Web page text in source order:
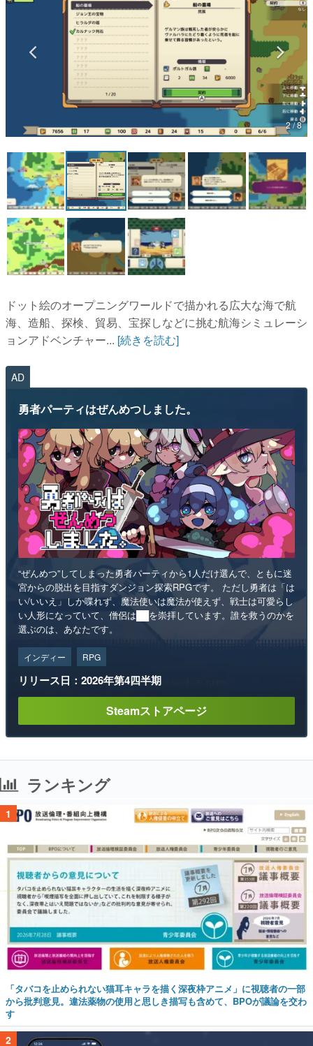
ゲームが変えた日本語
「経験値」「裏技」「ラスボス」… ゲームにまつわる言葉
の起源や用法の変遷を、コンピューター文化史研究家・タ
イニーP氏が徹底調査。
カテゴリ
マンガ
女性向け
アプリレビュー
その他
電ファミニコゲーマーとは？
運営：株式会社マレ
2 / 8
ドット絵のオープニングワールドで描かれる広大な海で航
海、造船、探検、貿易、宝探しなどに挑む航海シミュレーシ
ョンアドベンチャー... [続きを読む]
AD
勇者パーティはぜんめつしました。
“ぜんめつ”してしまった勇者パーティから1人だけ選んで、ともに迷
宮からの脱出を目指すダンジョン探索RPGです。 ただし勇者は「は
い/いいえ」しか喋れず、魔法使いは魔法が使えず、戦士は可愛らし
い人形になっていて、僧侶は██を崇拝しています。誰を救うのかを
選ぶのは、あなたです。
インディー RPG
リリース日：2026年第4四半期
Steamストアページ
ランキング
1
「タバコを止められない猫耳キャラを描く深夜枠アニメ」に視聴者の一部
から批判意見。違法薬物の使用と思しき描写も含めて、BPOが議論を交わ
す
2